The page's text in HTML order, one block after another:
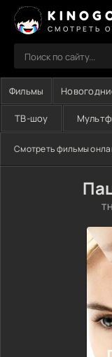
СМОТРЕТЬ
Фильмы
ТВ-шоу
Смотреть фильмы